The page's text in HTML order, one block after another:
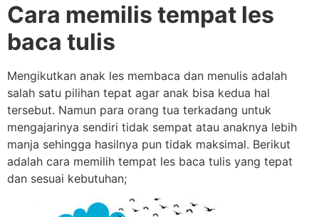
Cara memilis tempat les
baca tulis
Mengikutkan anak les membaca dan menulis adalah
salah satu pilihan tepat agar anak bisa kedua hal
tersebut. Namun para orang tua terkadang untuk
mengajarinya sendiri tidak sempat atau anaknya lebih
manja sehingga hasilnya pun tidak maksimal. Berikut
adalah cara memilih tempat les baca tulis yang tepat
dan sesuai kebutuhan;